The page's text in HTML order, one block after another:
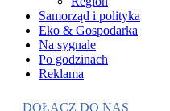
Samorząd i polityka
Eko & Gospodarka
Na sygnale
Po godzinach
Reklama
DOŁĄCZ DO NAS